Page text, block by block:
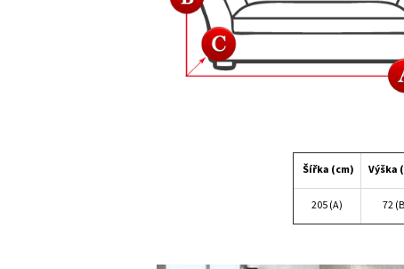
Šířka (cm) Výška
205 (A) 72